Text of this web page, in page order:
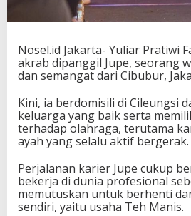
Nosel.id Jakarta- Yuliar Pratiwi
akrab dipanggil Jupe, seorang
dan semangat dari Cibubur,
Kini, ia berdomisili di Cileungsi
keluarga yang baik serta
terhadap olahraga, terutama
ayah yang selalu aktif bergerak.
Perjalanan karier Jupe cukup
bekerja di dunia profesional
memutuskan untuk berhenti
sendiri, yaitu usaha Teh Manis.